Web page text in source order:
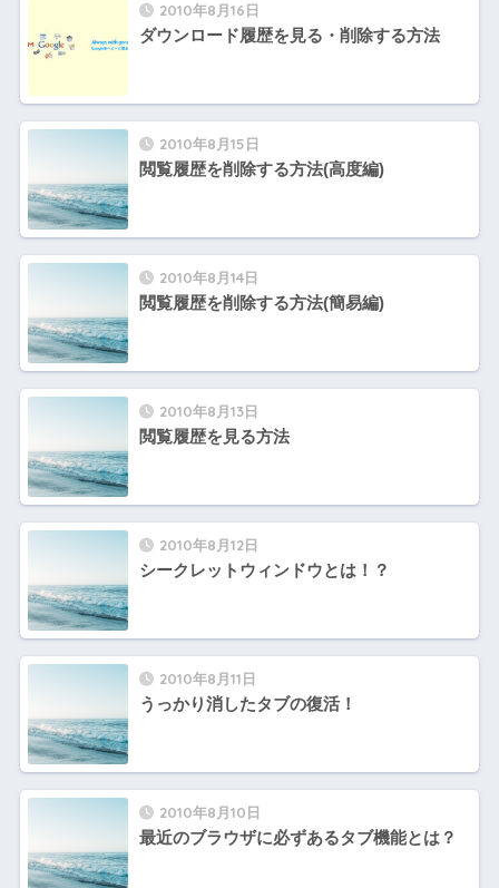
2010年8月16日
ダウンロード履歴を見る・削除する方法
2010年8月15日
閲覧履歴を削除する方法(高度編)
2010年8月14日
閲覧履歴を削除する方法(簡易編)
2010年8月13日
閲覧履歴を見る方法
2010年8月12日
シークレットウィンドウとは！？
2010年8月11日
うっかり消したタブの復活！
2010年8月10日
最近のブラウザに必ずあるタブ機能とは？